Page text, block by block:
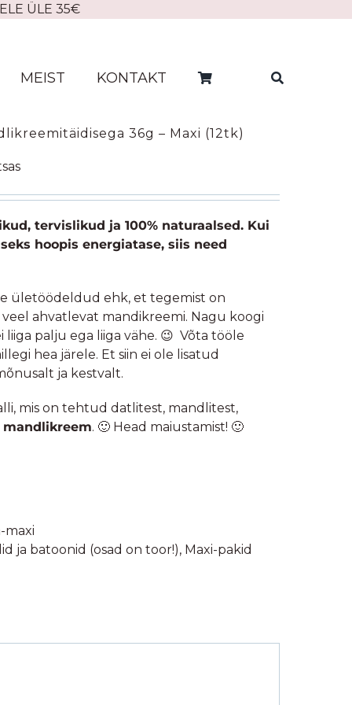
ÜLE 35€
MEIST KONTAKT
36g – Maxi (12tk)
tervislikud ja 100% naturaalsed. Kui
hoopis energiatase, siis need
ületöödeldud ehk, et tegemist on
veel ahvatlevat mandikreemi. Nagu koogi
liiga palju ega liiga vähe. 😉 Võta tööle
hea järele. Et siin ei ole lisatud
ja kestvalt.
mis on tehtud datlitest, mandlitest,
mandlikreem. 🙂 Head maiustamist! 🙂
maxi
ja batoonid (osad on toor!), Maxi-pakid